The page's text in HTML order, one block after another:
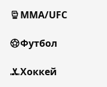
MMA/UFC
Футбол
Хоккей